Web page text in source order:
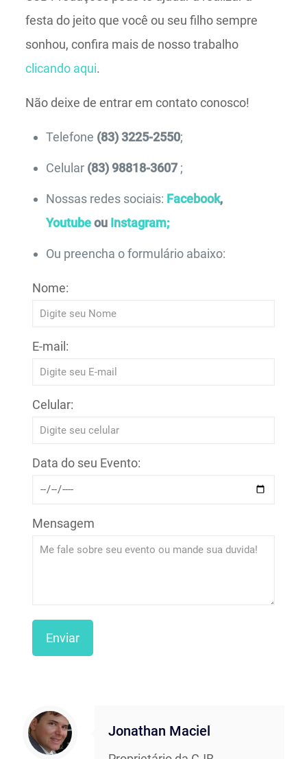
festa do jeito que você ou seu filho sempre
sonhou, confira mais de nosso trabalho
clicando aqui.
Não deixe de entrar em contato conosco!
Telefone (83) 3225-2550;
Celular (83) 98818-3607 ;
Nossas redes sociais: Facebook,
Youtubeou Instagram;
Ou preencha o formulário abaixo:
Nome:
E-mail:
Celular:
Data do seu Evento:
Mensagem
Jonathan Maciel